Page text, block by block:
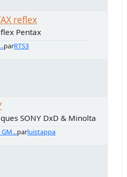
reflex
Pentax
parRTS3
SONY DxD & Minolta
parluistappa